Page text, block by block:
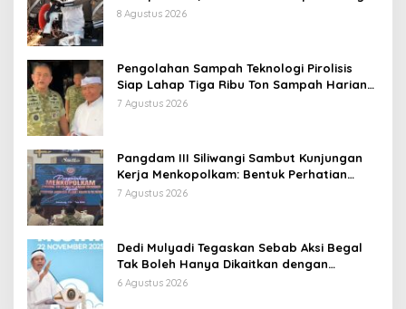
Tertangkap Langsung Ganti
8 Agustus 2026
Pengolahan Sampah Teknologi Pirolisis
Siap Lahap Tiga Ribu Ton Sampah Harian
Jawa Barat
7 Agustus 2026
Pangdam III Siliwangi Sambut Kunjungan
Kerja Menkopolkam: Bentuk Perhatian
Pemerintah
7 Agustus 2026
Dedi Mulyadi Tegaskan Sebab Aksi Begal
Tak Boleh Hanya Dikaitkan dengan
Ekonomi
6 Agustus 2026